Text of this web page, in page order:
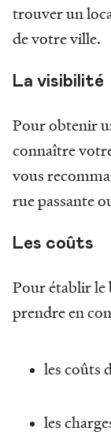
trouver un
de votre ville.
La visibilité
Pour obtenir
connaître
vous
rue passante
Les coûts
Pour établir le
prendre en
les coûts
les